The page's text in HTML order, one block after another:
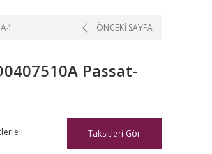
ÖNCEKİ SAYFA
Passat-
Taksitleri Gör